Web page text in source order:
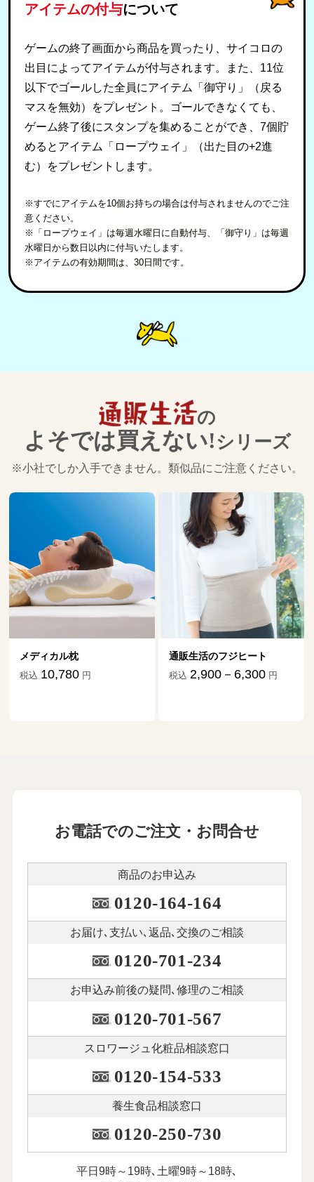
アイテムの付与について
ゲームの終了画面から商品を買ったり、サイコロの
出目によってアイテムが付与されます。また、11位
以下でゴールした全員にアイテム「御守り」（戻る
マスを無効）をプレゼント。ゴールできなくても、
ゲーム終了後にスタンプを集めることができ、7個貯
めるとアイテム「ロープウェイ」（出た目の+2進
む）をプレゼントします。
※すでにアイテムを10個お持ちの場合は付与されませんのでご注
意ください。
※「ロープウェイ」は毎週水曜日に自動付与、「御守り」は毎週
水曜日から数日以内に付与いたします。
※アイテムの有効期間は、30日間です。
の
よそでは買えない!シリーズ
※小社でしか入手できません。類似品にご注意ください。
メディカル枕
税込 10,780 円
通販生活のフジヒート
税込 2,900－6,300 円
お電話でのご注文・お問合せ
商品のお申込み
0120-164-164
お届け､支払い､ 返品､交換のご相談
0120-701-234
お申込み前後の疑問､修理のご相談
0120-701-567
スロワージュ化粧品相談窓口
0120-154-533
養生食品相談窓口
0120-250-730
平日9時～19時､土曜9時～18時､